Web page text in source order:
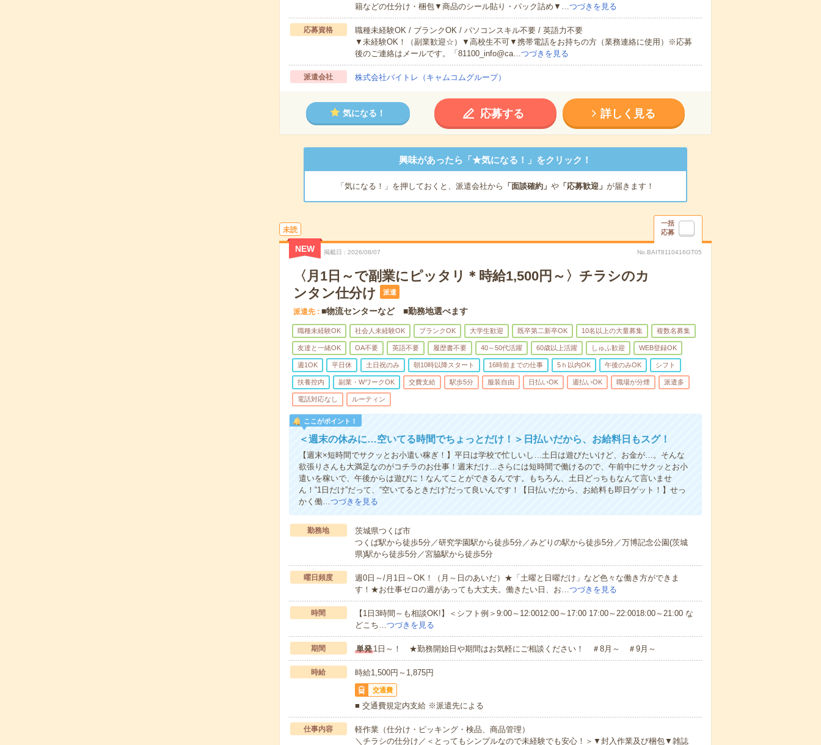
籍などの仕分け・梱包▼商品のシール貼り・パック詰め▼…つづきを見る
応募資格
職種未経験OK / ブランクOK / パソコンスキル不要 / 英語力不要
▼未経験OK！（副業歓迎☆）▼高校生不可▼携帯電話をお持ちの方（業務連絡に使用）※応募
後のご連絡はメールです。「81100_info@ca…つづきを見る
派遣会社 株式会社バイトレ（キャムコムグループ）
気になる！ 応募する 詳しく見る
興味があったら「★気になる！」をクリック！
「気になる！」を押しておくと、派遣会社から 「面談確約」 や「応募歓迎」 が届きます！
未読
一括
応募
NEW 掲載日 2026/08/07 No.BAIT8110416GT05
〈月1日～で副業にピッタリ＊時給1,500円～〉チラシのカ
ンタン仕分け
派遣
派遣先 ■物流センターなど ■勤務地選べます
職種未経験OK 社会人未経験OK ブランクOK 大学生歓迎 既卒第二新卒OK 10名以上の大量募集 複数名募集
友達と一緒OK OA不要 英語不要 履歴書不要 40～50代活躍 60歳以上活躍 しゅふ歓迎 WEB登録OK
週1OK 平日休 土日祝のみ 朝10時以降スタート 16時前までの仕事 5ｈ以内OK 午後のみOK シフト
扶養控内 副業・WワークOK 交費支給 駅歩5分 服装自由 日払いOK 週払いOK 職場が分煙 派遣多
電話対応なし ルーティン
ここがポイント！
＜週末の休みに…空いてる時間でちょっとだけ！＞日払いだから、お給料日もスグ！
【週末×短時間でサクッとお小遣い稼ぎ！】平日は学校で忙しいし…土日は遊びたいけど、お金が…。そんな
欲張りさんも大満足なのがコチラのお仕事！週末だけ…さらには短時間で働けるので、午前中にサクッとお小
遣いを稼いで、午後からは遊びに！なんてことができるんです。もちろん、土日どっちもなんて言いませ
ん！“1日だけ”だって、“空いてるときだけ”だって良いんです！【日払いだから、お給料も即日ゲット！】せっ
かく働…つづきを見る
勤務地
茨城県つくば市
つくば駅から徒歩5分／研究学園駅から徒歩5分／みどりの駅から徒歩5分／万博記念公園(茨城
県)駅から徒歩5分／宮脇駅から徒歩5分
曜日頻度
週0日～/月1日～OK！（月～日のあいだ）★「土曜と日曜だけ」など色々な働き方ができま
す！★お仕事ゼロの週があっても大丈夫。働きたい日、お…つづきを見る
時間
【1日3時間～も相談OK!】＜シフト例＞9:00～12:0012:00～17:00 17:00～22:0018:00～21:00 な
どこち…つづきを見る
期間 単発1日～！ ★勤務開始日や期間はお気軽にご相談ください！ ＃8月～ ＃9月～
時給 時給1,500円～1,875円
交通費
■ 交通費規定内支給 ※派遣先による
仕事内容
軽作業（仕分け・ピッキング・検品、商品管理）
＼チラシの仕分け／＜とってもシンプルなので未経験でも安心！＞▼封入作業及び梱包▼雑誌